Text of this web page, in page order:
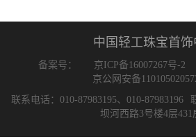
中国轻工珠宝首
备案号： 京ICP备16007267号-2
京公网安备
联系电话：010-87983195、010-87983196
坝河西路3号楼4层431